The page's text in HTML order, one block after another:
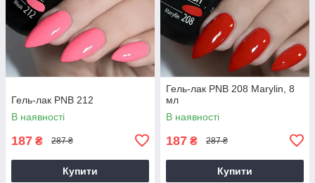
Гель-лак PNB 212
В наявності
187 ₴ 287 ₴
Купити
Гель-лак PNB 208 Marylin, 8
мл
В наявності
187 ₴ 287 ₴
Купити